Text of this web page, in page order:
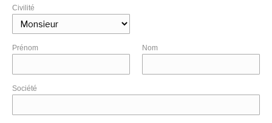
Civilité
Prénom Nom
Société